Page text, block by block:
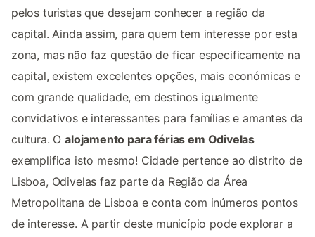
pelos turistas que desejam conhecer a região da
capital. Ainda assim, para quem tem interesse por esta
zona, mas não faz questão de ficar especificamente na
capital, existem excelentes opções, mais económicas e
com grande qualidade, em destinos igualmente
convidativos e interessantes para famílias e amantes da
cultura. Oalojamento para férias em Odivelas
exemplifica isto mesmo! Cidade pertence ao distrito de
Lisboa, Odivelas faz parte da Região da Área
Metropolitana de Lisboa e conta com inúmeros pontos
de interesse. A partir deste município pode explorar a